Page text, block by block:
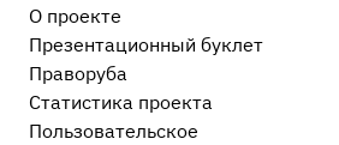
О проекте
Презентационный букл​ет
Праворуба
Статистика проекта
Пользовательское